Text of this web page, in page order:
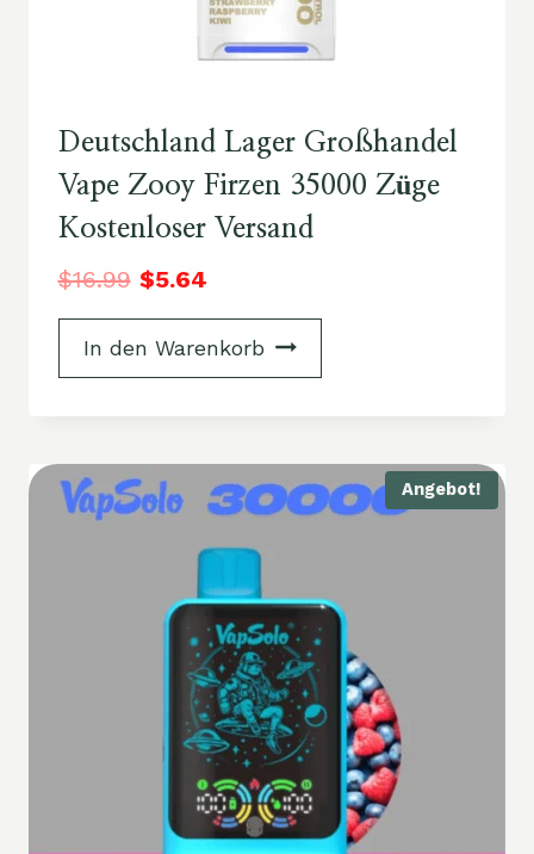
Deutschland Lager Großhandel
Vape Zooy Firzen 35000 Züge
Kostenloser Versand
$16.99 $5.64
In den Warenkorb
Angebot!